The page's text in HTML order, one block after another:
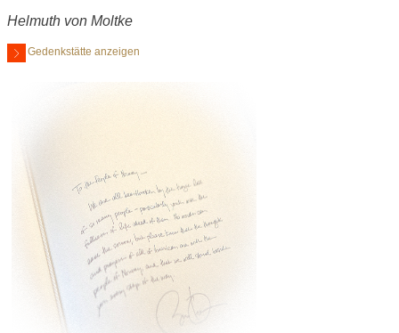
Helmuth von Moltke
Gedenkstätte anzeigen